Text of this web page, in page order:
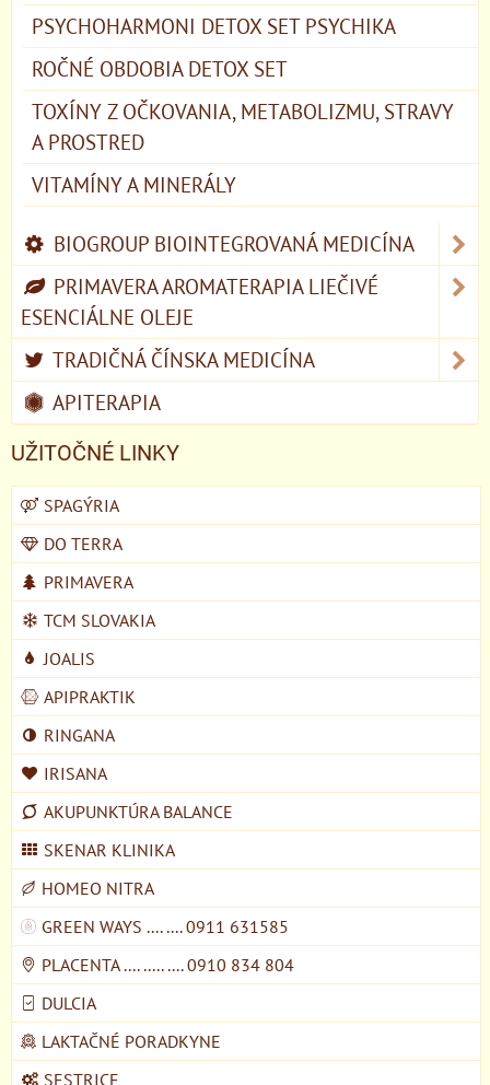
PSYCHOHARMONI DETOX SET PSYCHIKA
ROČNÉ OBDOBIA DETOX SET
TOXÍNY Z OČKOVANIA, METABOLIZMU, STRAVY
A PROSTRED
VITAMÍNY A MINERÁLY
BIOGROUP BIOINTEGROVANÁ MEDICÍNA
PRIMAVERA AROMATERAPIA LIEČIVÉ
ESENCIÁLNE OLEJE
TRADIČNÁ ČÍNSKA MEDICÍNA
APITERAPIA
UŽITOČNÉ LINKY
SPAGÝRIA
DO TERRA
PRIMAVERA
TCM SLOVAKIA
JOALIS
APIPRAKTIK
RINGANA
IRISANA
AKUPUNKTÚRA BALANCE
SKENAR KLINIKA
HOMEO NITRA
GREEN WAYS .... .... 0911 631585
PLACENTA .... ..... .... 0910 834 804
DULCIA
LAKTAČNÉ PORADKYNE
SESTRICE